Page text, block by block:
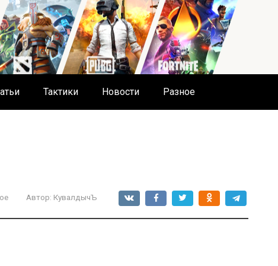
Тактики Новости Разное
Автор: КувалдычЪ